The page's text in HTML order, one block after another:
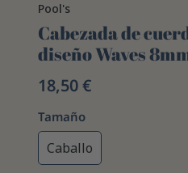
Pool's
Cabezada de
diseño Waves
18,50 €
Tamaño
Caballo